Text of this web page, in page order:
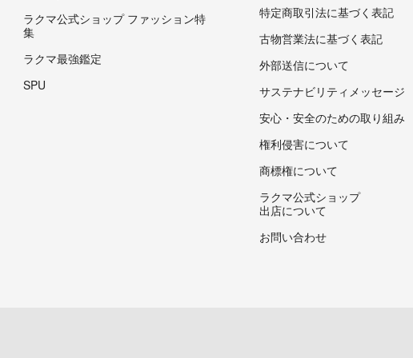
ラクマ公式ショップ ファッション特
集
ラクマ最強鑑定
SPU
特定商取引法に基づく表記
古物営業法に基づく表記
外部送信について
サステナビリティメッセージ
安心・安全のための取り組み
権利侵害について
商標権について
ラクマ公式ショップ
出店について
お問い合わせ